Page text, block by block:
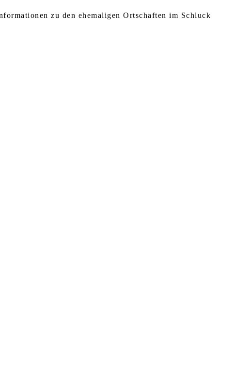
zu den ehemaligen Ortschaften im Schluck